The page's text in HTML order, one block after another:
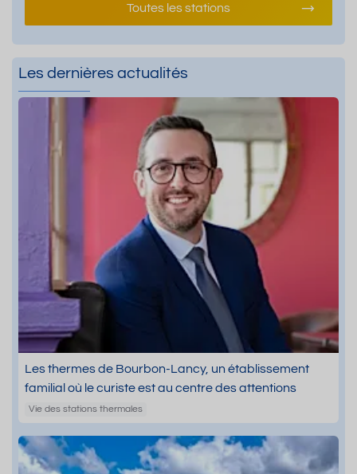
Toutes les stations
Les dernières actualités
Les thermes de Bourbon-Lancy, un établissement
familial où le curiste est au centre des attentions
Vie des stations thermales